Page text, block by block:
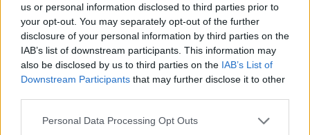
us or personal information disclosed to third parties prior to
your opt-out. You may separately opt-out of the further
disclosure of your personal information by third parties on the
IAB’s list of downstream participants. This information may
also be disclosed by us to third parties on the IAB’s List of
Downstream Participants that may further disclose it to other
Personal Data Processing Opt Outs
Közzétették azt a levélváltást az Eurostat oldalán, amelyet
az EU statisztikai hivatala és a magyar Központi
Statisztikai Hivatal folytatott le március és április folyamán
az Eximbank besorolásának ügyében (az ilyen "aktákat"
egyébként az EU szerve mindig nyilvánosságra hozza). A